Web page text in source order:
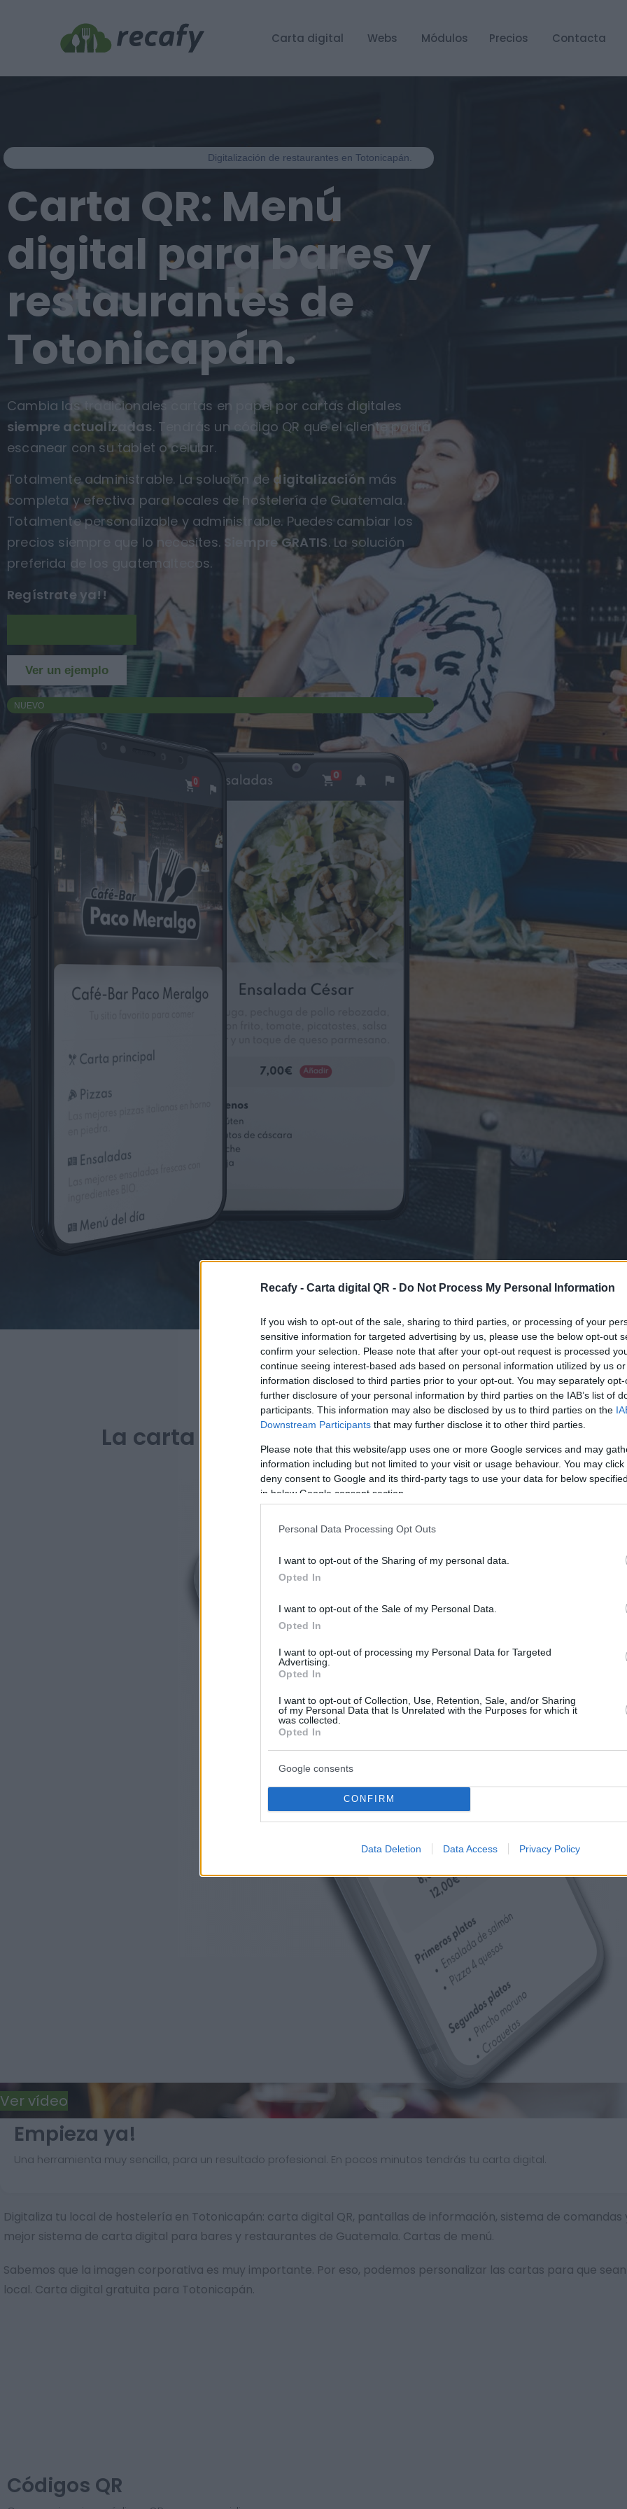
Recafy - Carta digital QR - Do Not Process My Personal Information
If you wish to opt-out of the sale, sharing to third parties, or processing of your
sensitive information for targeted advertising by us, please use the below opt-out
confirm your selection. Please note that after your opt-out request is processed
continue seeing interest-based ads based on personal information utilized by us
information disclosed to third parties prior to your opt-out. You may separately
further disclosure of your personal information by third parties on the IAB’s list of
participants. This information may also be disclosed by us to third parties on the
Downstream Participants that may further disclose it to other third parties.
Please note that this website/app uses one or more Google services and may
information including but not limited to your visit or usage behaviour. You may
deny consent to Google and its third-party tags to use your data for below
in below Google consent section.
Personal Data Processing Opt Outs
I want to opt-out of the Sharing of my personal data.
Opted In
I want to opt-out of the Sale of my Personal Data.
Opted In
I want to opt-out of processing my Personal Data for Targeted
Advertising.
Opted In
I want to opt-out of Collection, Use, Retention, Sale, and/or Sharing
of my Personal Data that Is Unrelated with the Purposes for which it
was collected.
Opted In
Google consents
CONFIRM
Data Deletion Data Access Privacy Policy
Carta digital Webs Módulos Precios Contacta
Digitalización de restaurantes en Totonicapán.
Carta QR: Menú
digital para bares y
restaurantes de
Totonicapán.
Cambia las tradicionales cartas en papel por cartas digitales
siempre actualizadas. Tendrás un código QR que el cliente podrá
escanear con su tablet o celular.
Totalmente administrable. La solución de digitalización más
completa y efectiva para locales de hostelería de Guatemala.
Totalmente personalizable y administrable. Puedes cambiar los
precios siempre que lo necesites. Siempre GRATIS. La solución
preferida de los guatemaltecos.
Regístrate ya!!
Ver un ejemplo
NUEVO
PARA BARES Y RESTAURANTES DE TOTONICAPÁN
La carta digital definitiva para tu bar o
Empieza ya!
Una herramienta muy sencilla, para un resultado profesional. En pocos minutos tendrás tu carta digital.
Digitaliza tu local de hostelería en Totonicapán: carta digital QR, pantallas de información, sistema de comandas
mejor sistema de carta digital para bares y restaurantes de Guatemala. Cartas de menú.
Sabemos que la imagen corporativa es muy importante. Por eso, podemos personalizar las cartas para que
local. Carta digital gratuita para Totonicapán.
Ver vídeo
Códigos QR